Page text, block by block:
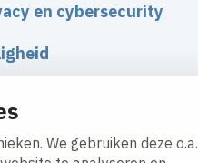
We gebruiken deze o.a.
en cybersecurity
voorwaarden